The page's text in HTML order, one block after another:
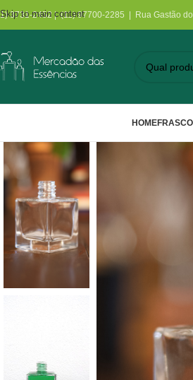
Skip to main content
3731-2452 | (11) 97700-2285 | Rua Gastão
HOME